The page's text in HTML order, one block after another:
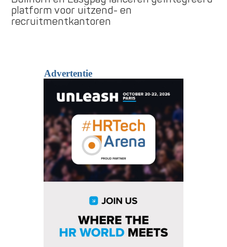
platform voor uitzend- en
recruitmentkantoren
Advertentie